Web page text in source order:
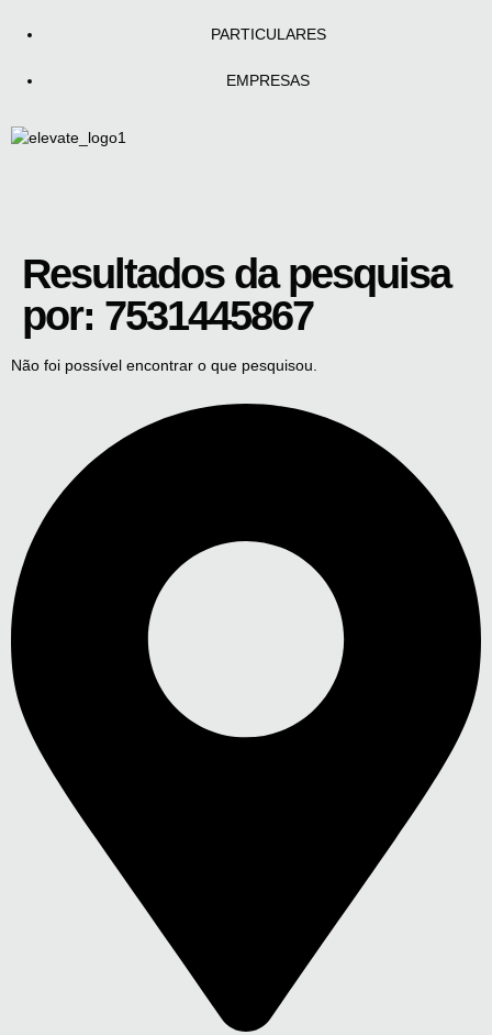
PARTICULARES
EMPRESAS
Resultados da pesquisa
por: 7531445867
Não foi possível encontrar o que pesquisou.